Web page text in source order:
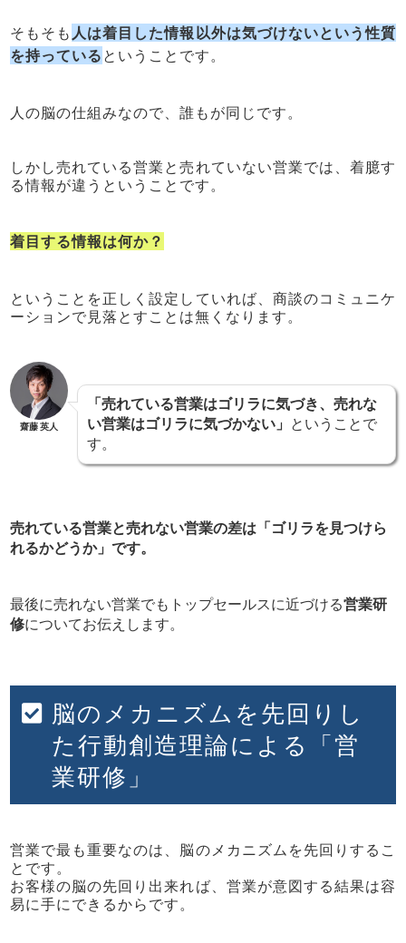
そもそも 人は着目した情報以外は気づけないという性質
を持っている ということです。
人の脳の仕組みなので、誰もが同じです。
しかし売れている営業と売れていない営業では、着臆す
る情報が違うということです。
着目する情報は何か？
ということを正しく設定していれば、商談のコミュニケ
ーションで見落とすことは無くなります。
齋藤 英人
「売れている営業はゴリラに気づき、売れな
い営業はゴリラに気づかない」 ということで
す。
売れている営業と売れない営業の差は「ゴリラを見つけら
れるかどうか」です。
最後に売れない営業でもトップセールスに近づける営業研
修についてお伝えします。
脳のメカニズムを先回りし
た行動創造理論による「営
業研修」
営業で最も重要なのは、脳のメカニズムを先回りするこ
とです。
お客様の脳の先回り出来れば、営業が意図する結果は容
易に手にできるからです。